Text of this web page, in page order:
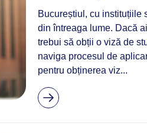
Bucureștiul, cu instituțiile
din întreaga lume. Dacă
trebui să obții o viză de
naviga procesul de
pentru obținerea viz...